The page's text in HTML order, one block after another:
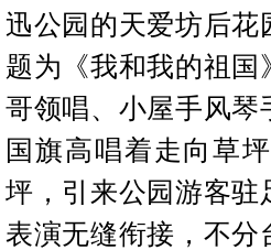
迅公园的天爱坊后
题为《我和我的祖
哥领唱、小屋手风
国旗高唱着走向草
坪，引来公园游客
表演无缝衔接，不